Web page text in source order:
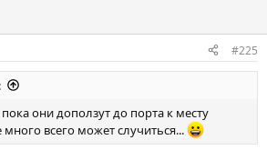
#225
они доползут до порта к месту
всего может случиться...